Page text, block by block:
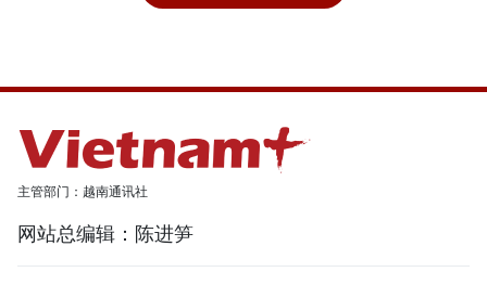
主管部门：越南通讯社
网站总编辑：陈进笋